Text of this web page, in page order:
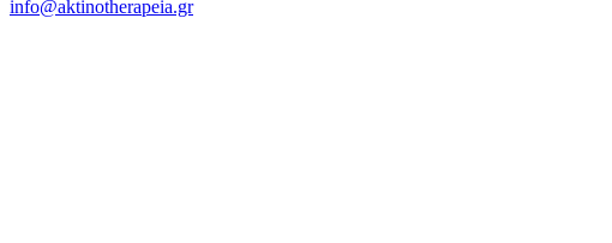
info@aktinotherapeia.gr